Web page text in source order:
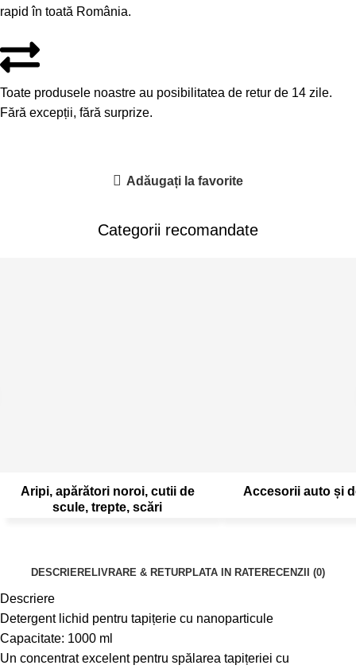
rapid în toată România.
Toate produsele noastre au posibilitatea de retur de 14 zile.
Fără excepții, fără surprize.
Adăugați la favorite
Categorii recomandate
Aripi, apărători noroi, cutii de
scule, trepte, scări
Accesorii auto și
DESCRIERE LIVRARE & RETURPLATA IN RATE RECENZII (0)
Descriere
Detergent lichid pentru tapițerie cu nanoparticule
Capacitate: 1000 ml
Un concentrat excelent pentru spălarea tapițeriei cu